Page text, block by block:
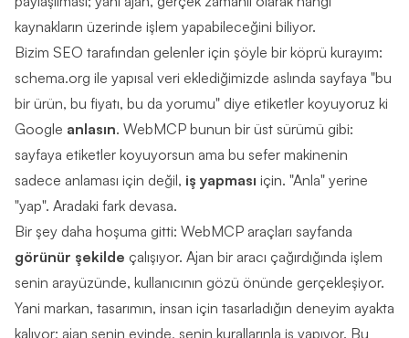
kaynakların üzerinde işlem yapabileceğini biliyor.
Bizim SEO tarafından gelenler için şöyle bir köprü kurayım:
schema.org ile yapısal veri eklediğimizde aslında sayfaya "bu
bir ürün, bu fiyatı, bu da yorumu" diye etiketler koyuyoruz ki
Google anlasın. WebMCP bunun bir üst sürümü gibi:
sayfaya etiketler koyuyorsun ama bu sefer makinenin
sadece anlaması için değil, iş yapması için. "Anla" yerine
"yap". Aradaki fark devasa.
Bir şey daha hoşuma gitti: WebMCP araçları sayfanda
görünür şekilde çalışıyor. Ajan bir aracı çağırdığında işlem
senin arayüzünde, kullanıcının gözü önünde gerçekleşiyor.
Yani markan, tasarımın, insan için tasarladığın deneyim ayakta
kalıyor; ajan senin evinde, senin kurallarınla iş yapıyor. Bu